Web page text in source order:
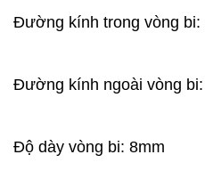
Đường kính trong vòng bi:
Đường kính ngoài vòng bi:
Độ dày vòng bi: 8mm